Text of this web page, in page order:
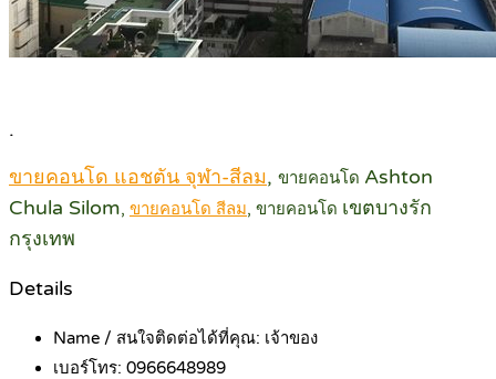
.
ขายคอนโด แอชตัน จุฬา-สีลม, ขายคอนโด Ashton
Chula Silom, ขายคอนโด สีลม, ขายคอนโด เขตบางรัก
กรุงเทพ
Details
Name / สนใจติดต่อได้ที่คุณ: เจ้าของ
เบอร์โทร: 0966648989